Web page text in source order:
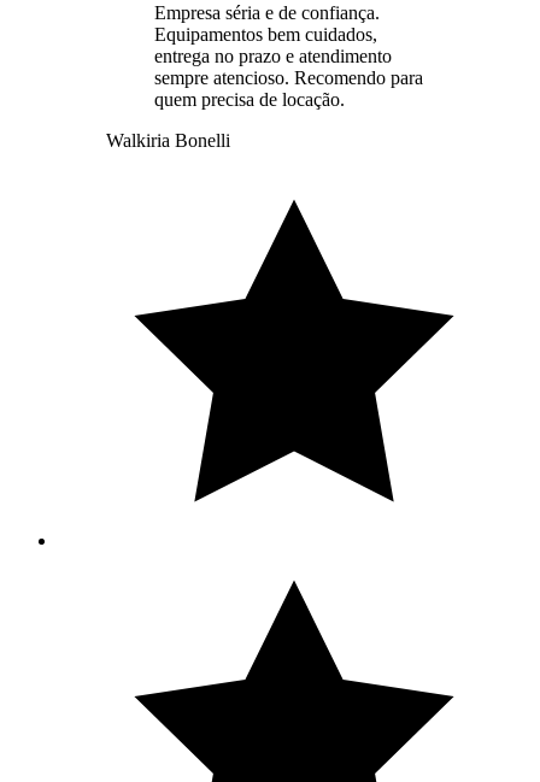
Empresa séria e de confiança.
Equipamentos bem cuidados,
entrega no prazo e atendimento
sempre atencioso. Recomendo para
quem precisa de locação.
Walkiria Bonelli